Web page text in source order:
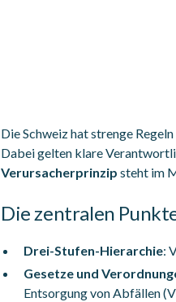
Die Schweiz hat strenge
Dabei gelten klare
Verursacherprinzip steht im
Die zentralen
Drei-Stufen-Hierarchie:
Gesetze und
Entsorgung von Abfällen